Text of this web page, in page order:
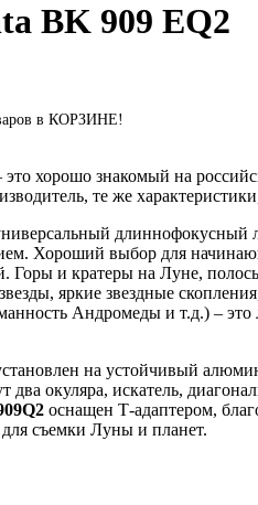
BK 909 EQ2
в КОРЗИНЕ!
это хорошо знакомый на
те же
длиннофокусный
Хороший выбор для
Горы и кратеры на Луне,
яркие звездные
Андромеды и т.д.) – это
на устойчивый
два окуляра, искатель,
оснащен Т-адаптером,
съемки Луны и планет.